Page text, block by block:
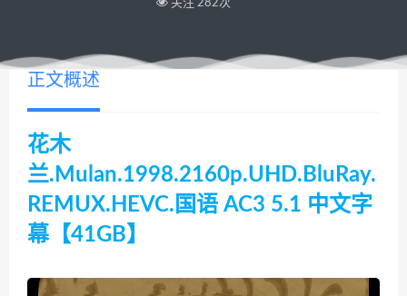
关注 282次
正文概述
花木
兰.Mulan.1998.2160p.UHD.BluRay.
REMUX.HEVC.国语 AC3 5.1 中文字
幕【41GB】